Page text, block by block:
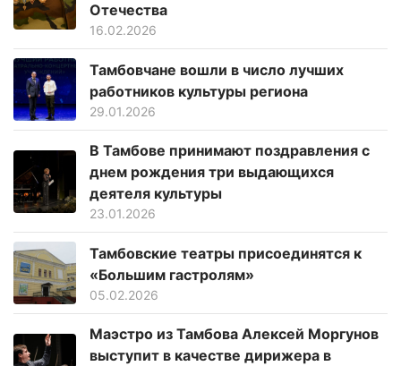
Отечества
16.02.2026
Тамбовчане вошли в число лучших
работников культуры региона
29.01.2026
В Тамбове принимают поздравления с
днем рождения три выдающихся
деятеля культуры
23.01.2026
Тамбовские театры присоединятся к
«Большим гастролям»
05.02.2026
Маэстро из Тамбова Алексей Моргунов
выступит в качестве дирижера в